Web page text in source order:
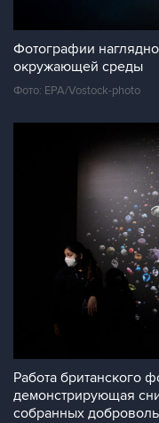
Фотографии
окружающей среды
Фото: EPA/Vostock-photo
Работа британского
демонстрирующая
собранных